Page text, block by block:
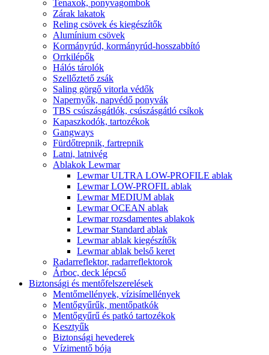
Tenaxok, ponyvagombok
Zárak lakatok
Reling csövek és kiegészítők
Alumínium csövek
Kormányrúd, kormányrúd-hosszabbító
Orrkilépők
Hálós tárolók
Szellőztető zsák
Saling görgő vitorla védők
Napernyők, napvédő ponyvák
TBS csúszásgátlók, csúszásgátló csíkok
Kapaszkodók, tartozékok
Gangways
Fürdőtrepnik, fartrepnik
Latni, latnivég
Ablakok Lewmar
Lewmar ULTRA LOW-PROFILE ablak
Lewmar LOW-PROFIL ablak
Lewmar MEDIUM ablak
Lewmar OCEAN ablak
Lewmar rozsdamentes ablakok
Lewmar Standard ablak
Lewmar ablak kiegészítők
Lewmar ablak belső keret
Radarreflektor, radarreflektorok
Árboc, deck lépcső
Biztonsági és mentőfelszerelések
Mentőmellények, vízisímellények
Mentőgyűrűk, mentőpatkók
Mentőgyűrű és patkó tartozékok
Kesztyűk
Biztonsági hevederek
Vízimentő bója